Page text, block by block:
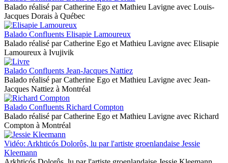
Balado réalisé par Catherine Ego et Mathieu Lavigne avec Louis-
Jacques Dorais à Québec
Balado Confluents Elisapie Lamoureux
Balado réalisé par Catherine Ego et Mathieu Lavigne avec Elisapie
Lamoureux à Ivujivik
Balado Confluents Jean-Jacques Nattiez
Balado réalisé par Catherine Ego et Mathieu Lavigne avec Jean-
Jacques Nattiez à Montréal
Balado Confluents Richard Compton
Balado réalisé par Catherine Ego et Mathieu Lavigne avec Richard
Compton à Montréal
Vidéo: Arkhticós Dolorôs, lu par l'artiste groenlandaise Jessie
Kleemann